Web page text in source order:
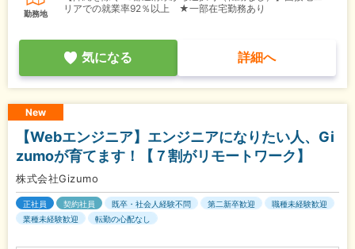
勤務地
リアでの就業率92％以上 ★一部在宅勤務あり
気になる 詳細へ
New
【Webエンジニア】エンジニアになりたい人、Gi
zumoが育てます！【７割がリモートワーク】
株式会社Gizumo
正社員 契約社員 既卒・社会人経験不問 第二新卒歓迎
職種未経験歓迎
業種未経験歓迎
転勤の心配なし